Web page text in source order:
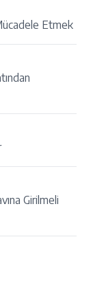
Etmek
Girilmeli